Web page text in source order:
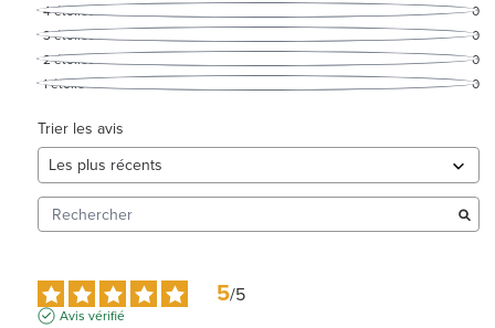
4étoiles
0
3étoiles
0
2étoiles
0
1étoile 0
Trier les avis
5/5
Avis vérifié